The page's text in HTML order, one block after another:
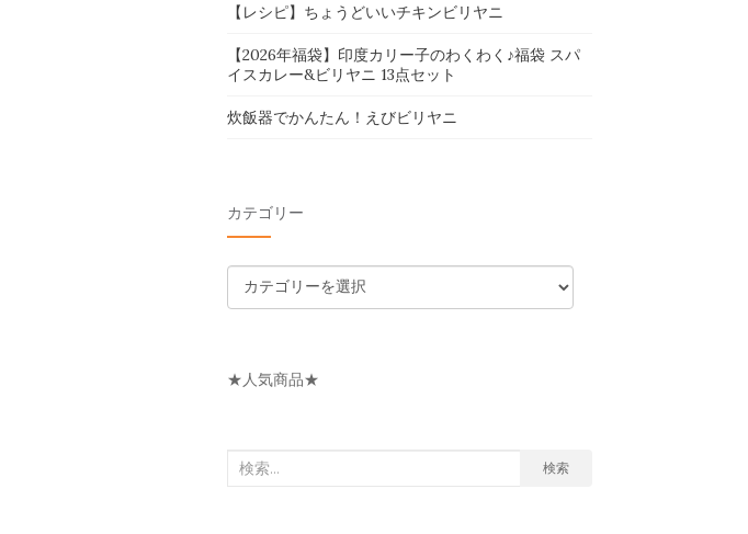
【レシピ】ちょうどいいチキンビリヤニ
【2026年福袋】印度カリー子のわくわく♪福袋 スパ
イスカレー&ビリヤニ 13点セット
炊飯器でかんたん！えびビリヤニ
カテゴリー
テ
リ
★人気商品★
検
検索